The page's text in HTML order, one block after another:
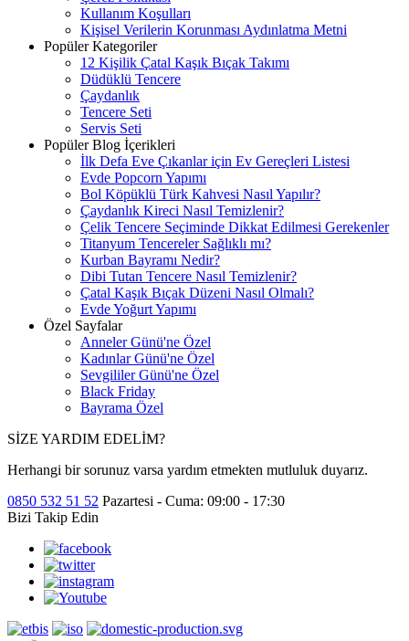
Kullanım Koşulları
Kişisel Verilerin Korunması Aydınlatma Metni
Popüler Kategoriler
12 Kişilik Çatal Kaşık Bıçak Takımı
Düdüklü Tencere
Çaydanlık
Tencere Seti
Servis Seti
Popüler Blog İçerikleri
İlk Defa Eve Çıkanlar için Ev Gereçleri Listesi
Evde Popcorn Yapımı
Bol Köpüklü Türk Kahvesi Nasıl Yapılır?
Çaydanlık Kireci Nasıl Temizlenir?
Çelik Tencere Seçiminde Dikkat Edilmesi Gerekenler
Titanyum Tencereler Sağlıklı mı?
Kurban Bayramı Nedir?
Dibi Tutan Tencere Nasıl Temizlenir?
Çatal Kaşık Bıçak Düzeni Nasıl Olmalı?
Evde Yoğurt Yapımı
Özel Sayfalar
Anneler Günü'ne Özel
Kadınlar Günü'ne Özel
Sevgililer Günü'ne Özel
Black Friday
Bayrama Özel
SİZE YARDIM EDELİM?
Herhangi bir sorunuz varsa yardım etmekten mutluluk duyarız.
0850 532 51 52 Pazartesi - Cuma: 09:00 - 17:30
Bizi Takip Edin